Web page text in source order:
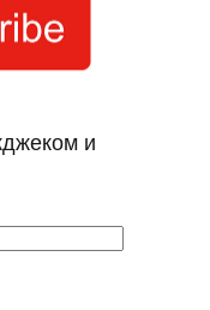
и